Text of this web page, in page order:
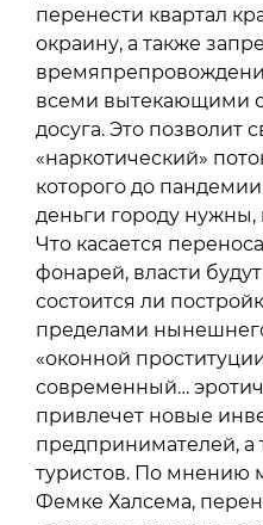
перенести квартал
окраину, а также
всеми вытекающими
досуга. Это позволит
«наркотический»
которого до
деньги городу
Что касается
фонарей, власти
состоится ли
пределами
«оконной
современный…
привлечет новые
предпринимателей, а
туристов. По мнению
Фемке Халсема,